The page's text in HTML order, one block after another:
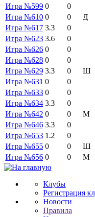
Игра №599 0 0
Игра №610 0 0 Д
Игра №617 3.3 0
Игра №623 3.6 0
Игра №626 0 0
Игра №628 0 0
Игра №629 3.3 0 Ш
Игра №631 0 0
Игра №633 0 0
Игра №634 3.3 0
Игра №642 0 0 М
Игра №646 3.3 0
Игра №653 1.2 0
Игра №655 0 0 Ш
Игра №656 0 0 М
Клубы
Регистрация
Новости
Правила